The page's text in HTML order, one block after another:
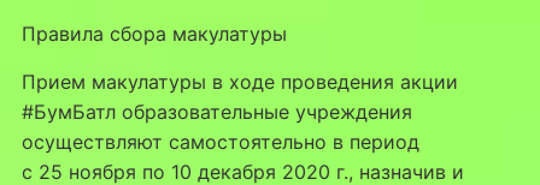
Правила сбора макулатуры
Прием макулатуры в ходе проведения акции
#БумБатл образовательные учреждения
осуществляют самостоятельно в период
с 25 ноября по 10 декабря 2020 г., назначив и